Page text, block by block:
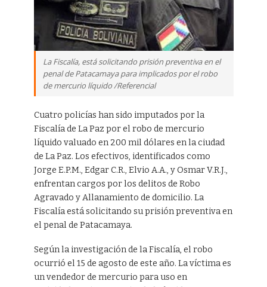
La Fiscalía, está solicitando prisión preventiva en el
penal de Patacamaya para implicados por el robo
de mercurio líquido /Referencial
Cuatro policías han sido imputados por la
Fiscalía de La Paz por el robo de mercurio
líquido valuado en 200 mil dólares en la ciudad
de La Paz. Los efectivos, identificados como
Jorge E.P.M., Edgar C.R., Elvio A.A., y Osmar V.R.J.,
enfrentan cargos por los delitos de Robo
Agravado y Allanamiento de domicilio. La
Fiscalía está solicitando su prisión preventiva en
el penal de Patacamaya.
Según la investigación de la Fiscalía, el robo
ocurrió el 15 de agosto de este año. La víctima es
un vendedor de mercurio para uso en